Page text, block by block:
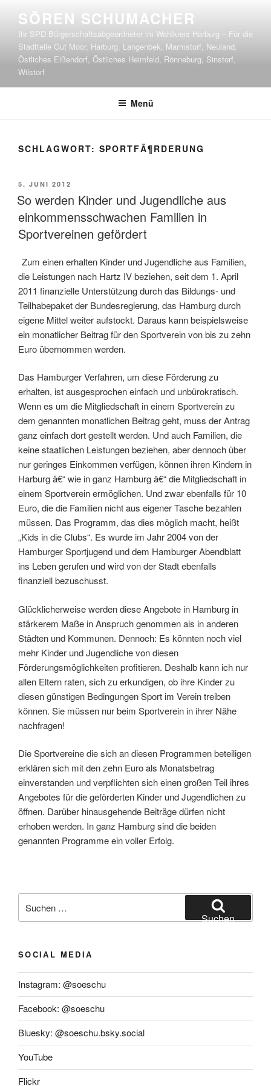
Inhalt
springen
SÖREN SCHUMACHER
Ihr SPD Bürgerschaftsabgeordneter im Wahlkreis Harburg – Für die
Stadtteile Gut Moor, Harburg, Langenbek, Marmstorf, Neuland,
Östliches Eißendorf, Östliches Heimfeld, Rönneburg, Sinstorf,
Wilstorf
Menü
SCHLAGWORT: SPORTFÃ¶RDERUNG
VERÖFFENTLICHT
AM
5. JUNI 2012
So werden Kinder und Jugendliche aus
einkommensschwachen Familien in
Sportvereinen gefördert
Zum einen erhalten Kinder und Jugendliche aus Familien,
die Leistungen nach Hartz IV beziehen, seit dem 1. April
2011 finanzielle Unterstützung durch das Bildungs- und
Teilhabepaket der Bundesregierung, das Hamburg durch
eigene Mittel weiter aufstockt. Daraus kann beispielsweise
ein monatlicher Beitrag für den Sportverein von bis zu zehn
Euro übernommen werden.
Das Hamburger Verfahren, um diese Förderung zu
erhalten, ist ausgesprochen einfach und unbürokratisch.
Wenn es um die Mitgliedschaft in einem Sportverein zu
dem genannten monatlichen Beitrag geht, muss der Antrag
ganz einfach dort gestellt werden. Und auch Familien, die
keine staatlichen Leistungen beziehen, aber dennoch über
nur geringes Einkommen verfügen, können ihren Kindern in
Harburg â€“ wie in ganz Hamburg â€“ die Mitgliedschaft in
einem Sportverein ermöglichen. Und zwar ebenfalls für 10
Euro, die die Familien nicht aus eigener Tasche bezahlen
müssen. Das Programm, das dies möglich macht, heißt
„Kids in die Clubs“. Es wurde im Jahr 2004 von der
Hamburger Sportjugend und dem Hamburger Abendblatt
ins Leben gerufen und wird von der Stadt ebenfalls
finanziell bezuschusst.
Glücklicherweise werden diese Angebote in Hamburg in
stärkerem Maße in Anspruch genommen als in anderen
Städten und Kommunen. Dennoch: Es könnten noch viel
mehr Kinder und Jugendliche von diesen
Förderungsmöglichkeiten profitieren. Deshalb kann ich nur
allen Eltern raten, sich zu erkundigen, ob ihre Kinder zu
diesen günstigen Bedingungen Sport im Verein treiben
können. Sie müssen nur beim Sportverein in ihrer Nähe
nachfragen!
Die Sportvereine die sich an diesen Programmen beteiligen
erklären sich mit den zehn Euro als Monatsbetrag
einverstanden und verpflichten sich einen großen Teil ihres
Angebotes für die geförderten Kinder und Jugendlichen zu
öffnen. Darüber hinausgehende Beiträge dürfen nicht
erhoben werden. In ganz Hamburg sind die beiden
genannten Programme ein voller Erfolg.
nach:
Suchen
SOCIAL MEDIA
Instagram: @soeschu
Facebook: @soeschu
Bluesky: @soeschu.bsky.social
YouTube
Flickr